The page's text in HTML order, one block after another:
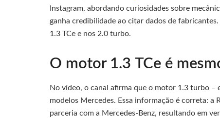
Instagram, abordando curiosidades sobre
ganha credibilidade ao citar dados de
1.3 TCe e nos 2.0 turbo.
O motor 1.3 TCe é
No vídeo, o canal afirma que o motor 1.3 turbo
modelos Mercedes. Essa informação é correta: a
parceria com a Mercedes-Benz, resultando em